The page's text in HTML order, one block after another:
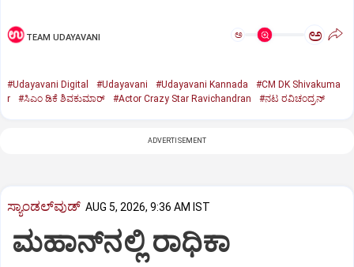
TEAM UDAYAVANI ಅ ಅ
#Udayavani Digital #Udayavani #Udayavani Kannada
#CM DK Shivakuma
r
#ಸಿಎಂ ಡಿಕೆ ಶಿವಕುಮಾರ್‌ #Actor Crazy Star Ravichandran‌ #ನಟ ರವಿಚಂದ್ರನ್‌
ADVERTISEMENT
ಸ್ಯಾಂಡಲ್‌ವುಡ್‌ AUG 5, 2026, 9:36 AM IST
ಮಹಾನ್‌ನಲ್ಲಿ ರಾಧಿಕಾ